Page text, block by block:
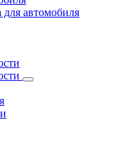
автомобиля